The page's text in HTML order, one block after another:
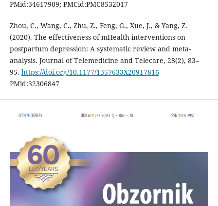
PMid:34617909; PMCid:PMC8532017
Zhou, C., Wang, C., Zhu, Z., Feng, G., Xue, J., & Yang, Z.
(2020). The effectiveness of mHealth interventions on
postpartum depression: A systematic review and meta-
analysis. Journal of Telemedicine and Telecare, 28(2), 83–
95. https://doi.org/10.1177/1357633X20917816
PMid:32306847